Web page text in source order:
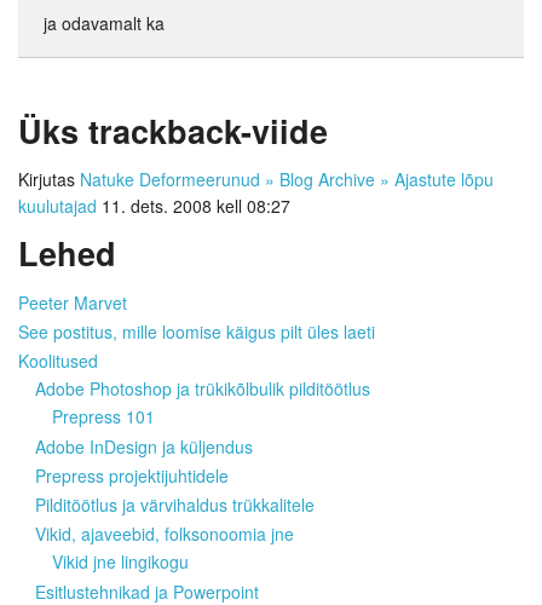
ja odavamalt ka
Üks trackback-viide
Kirjutas Natuke Deformeerunud » Blog Archive » Ajastute lõpu
kuulutajad 11. dets. 2008 kell 08:27
Lehed
Peeter Marvet
See postitus, mille loomise käigus pilt üles laeti
Koolitused
Adobe Photoshop ja trükikõlbulik pilditöötlus
Prepress 101
Adobe InDesign ja küljendus
Prepress projektijuhtidele
Pilditöötlus ja värvihaldus trükkalitele
Vikid, ajaveebid, folksonoomia jne
Vikid jne lingikogu
Esitlustehnikad ja Powerpoint